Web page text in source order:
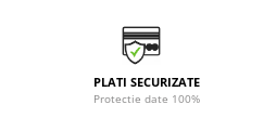
PLATI SECURIZATE
Protectie date 100%